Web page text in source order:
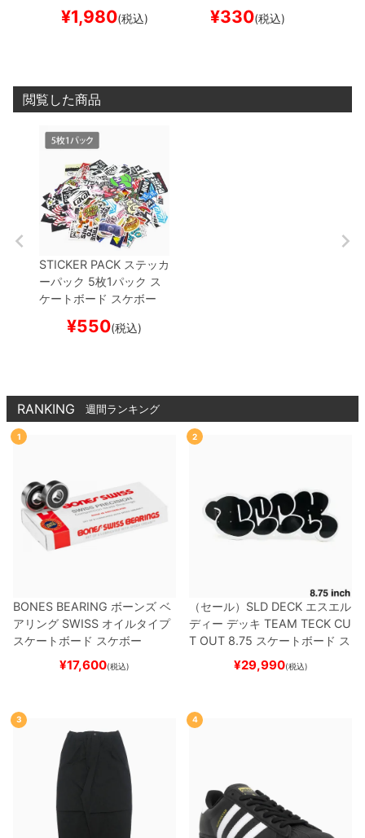
HEELSスケートボード
スケボー
¥1,980(税込)
スケートボード スケボ
¥330(税込)
閲覧した商品
STICKER PACK ステッカ
ーパック 5枚1パック ス
ケートボード スケボー
¥550(税込)
RANKING 週間ランキング
1
BONES BEARING ボーンズ ベ
アリング SWISS オイルタイプ
スケートボード スケボー
¥17,600(税込)
2
（セール） SLD DECK エスエル
ディー デッキ TEAM TECK CU
T OUT 8.75 スケートボード ス
¥29,990(税込)
3 4